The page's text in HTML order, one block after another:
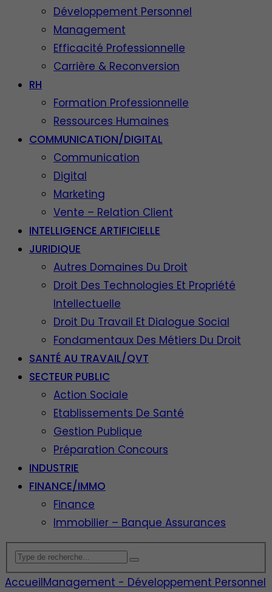
Développement Personnel
Management
Efficacité Professionnelle
Carrière & Reconversion
RH
Formation Professionnelle
Ressources Humaines
COMMUNICATION/DIGITAL
Communication
Digital
Marketing
Vente – Relation Client
INTELLIGENCE ARTIFICIELLE
JURIDIQUE
Autres Domaines Du Droit
Droit Des Technologies Et Propriété
Intellectuelle
Droit Du Travail Et Dialogue Social
Fondamentaux Des Métiers Du Droit
SANTÉ AU TRAVAIL/QVT
SECTEUR PUBLIC
Action Sociale
Etablissements De Santé
Gestion Publique
Préparation Concours
INDUSTRIE
FINANCE/IMMO
Finance
Immobilier – Banque Assurances
AccueilManagement - Développement Personnel